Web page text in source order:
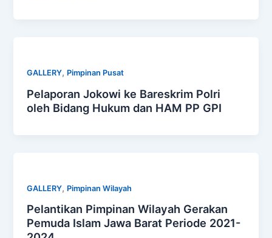
GALLERY, Pimpinan Pusat
Pelaporan Jokowi ke Bareskrim Polri
oleh Bidang Hukum dan HAM PP GPI
GALLERY, Pimpinan Wilayah
Pelantikan Pimpinan Wilayah Gerakan
Pemuda Islam Jawa Barat Periode 2021-